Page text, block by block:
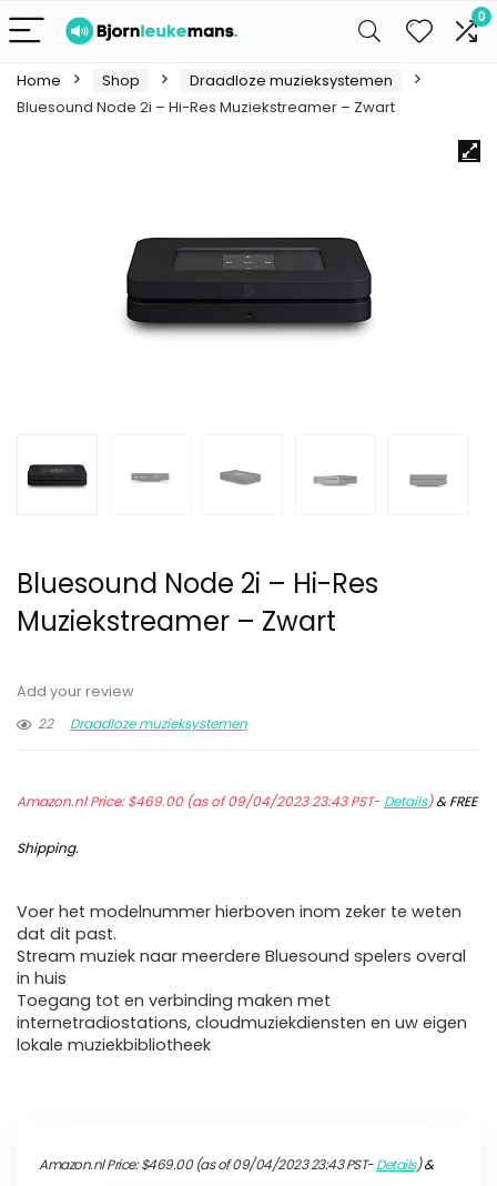
0
Home Shop
Draadloze muzieksystemen
Bluesound Node 2i – Hi-Res Muziekstreamer – Zwart
Bluesound Node 2i – Hi-Res
Muziekstreamer – Zwart
Add your review
22
Draadloze muzieksystemen
Amazon.nl Price:$469.00(as of 09/04/2023 23:43 PST- Details)&FREE
Shipping.
Voer het modelnummer hierboven inom zeker te weten
dat dit past.
Stream muziek naar meerdere Bluesound spelers overal
in huis
Toegang tot en verbinding maken met
internetradiostations, cloudmuziekdiensten en uw eigen
lokale muziekbibliotheek
Amazon.nl Price:$469.00(as of 09/04/2023 23:43 PST-Details)&